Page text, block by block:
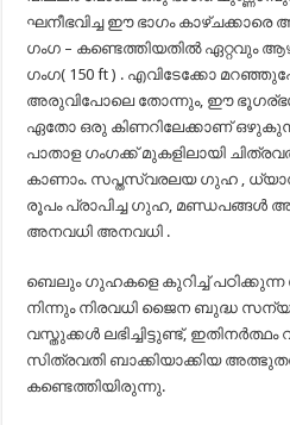
ഘനീഭവിച്ച ഈ ഭാഗം
ഗംഗ – കണ്ടെത്തിയതിൽ ഏറ്റവും
ഗംഗ( 150 ft ) . എവിടേക്കോ
അരുവിപോലെ തോന്നും, ഈ
ഏതോ ഒരു കിണറിലേക്കാണ്
പാതാള ഗംഗക്ക് മുകളിലായി
കാണാം. സപ്തസ്വരലയ ഗുഹ ,
രൂപം പ്രാപിച്ച ഗുഹ, മണ്ഡപങ്ങൾ
അനവധി അനവധി .
ബെലും ഗുഹകളെ കുറിച്ച്
നിന്നും നിരവധി ജൈന ബുദ്ധ
വസ്തുക്കൾ ലഭിച്ചിട്ടുണ്ട്,
സിത്രവതി ബാക്കിയാക്കിയ
കണ്ടെത്തിയിരുന്നു.